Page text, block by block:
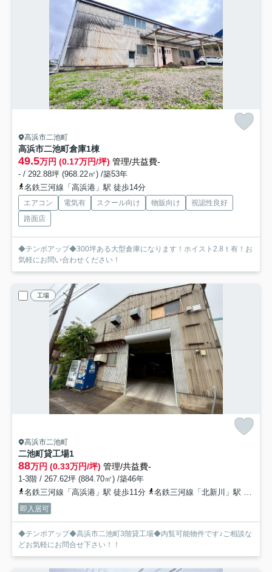
高浜市二池町
高浜市二池町倉庫1棟
49.5万円 (0.17万円/坪) 管理/共益費-
- / 292.88坪 (968.22㎡) /築53年
名鉄三河線「高浜港」駅 徒歩14分
エアコン 電気有 スクール向け 物販向け
視認性良好
路面店
◆テンポアップ◆300坪ある大型倉庫になります！ホイスト2.8ｔ有！お
気軽にお問い合わせください！
工場
高浜市二池町
二池町貸工場1
88万円 (0.33万円/坪) 管理/共益費-
1-3階 / 267.62坪 (884.70㎡) /築46年
名鉄三河線「高浜港」駅 徒歩11分
名鉄三河線「北新川」駅 徒歩13分
即入居可
◆テンポアップ◆高浜市二池町3階貸工場◆内覧可能物件です♪ご相談な
どお気軽にお問合せ下さい！！